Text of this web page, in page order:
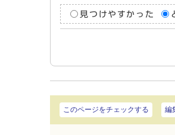
見つけやすかった
このページをチェックする 編